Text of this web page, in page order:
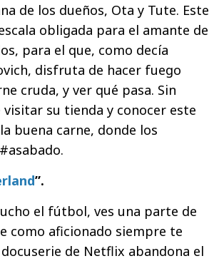
de los dueños, Ota y Tute. Este
obligada para el amante de
para el que, como decía
disfruta de hacer fuego
cruda, y ver qué pasa. Sin
visitar su tienda y conocer este
buena carne, donde los
”.
el fútbol, ves una parte de
como aficionado siempre te
de Netflix abandona el